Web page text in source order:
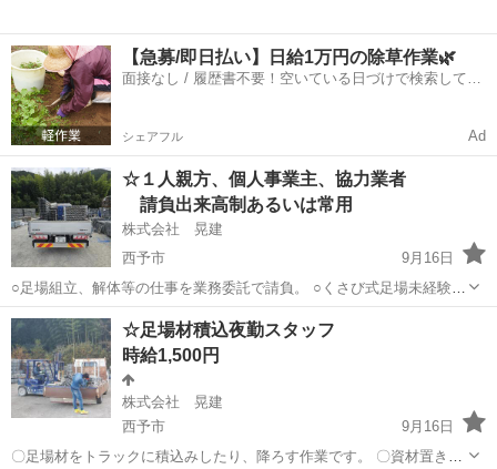
【急募/即日払い】日給1万円の除草作業🌿
面接なし / 履歴書不要！空いている日づけで検索して即
シェアフル Ad
☆１人親方、個人事業主、協力業者
請負出来高制あるいは常用
株式会社 晃建
西予市
9月16日
○足場組立、解体等の仕事を業務委託で請負。 ○くさび式足場未経験
OK。 ○個人・一人親方独立希望歓迎！ ○請負出来高制度で、実力、や
る気次第でがっつり稼げます。 業務委託でも安心の各種サポート用
意。 ※未経験者は研修期間...
愛媛 西予市 鳶職 個人事業主
☆足場材積込夜勤スタッフ
時給1,500円
株式会社 晃建
西予市
9月16日
〇足場材をトラックに積込みしたり、降ろす作業です。 〇資材置き場